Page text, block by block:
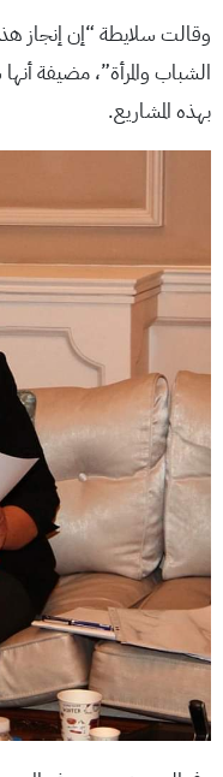
وقالت سلايطة “إن إنجاز
الشباب والمرأة”، مضيفة
بهذه المشاريع.